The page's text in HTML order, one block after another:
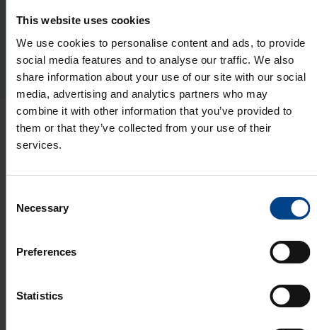
This website uses cookies
We use cookies to personalise content and ads, to provide
social media features and to analyse our traffic. We also
share information about your use of our site with our social
media, advertising and analytics partners who may
combine it with other information that you’ve provided to
them or that they’ve collected from your use of their
services.
Selection
Necessary
Preferences
Statistics
Viimased artiklid teemast
LAADIMINE
tänapäevasest